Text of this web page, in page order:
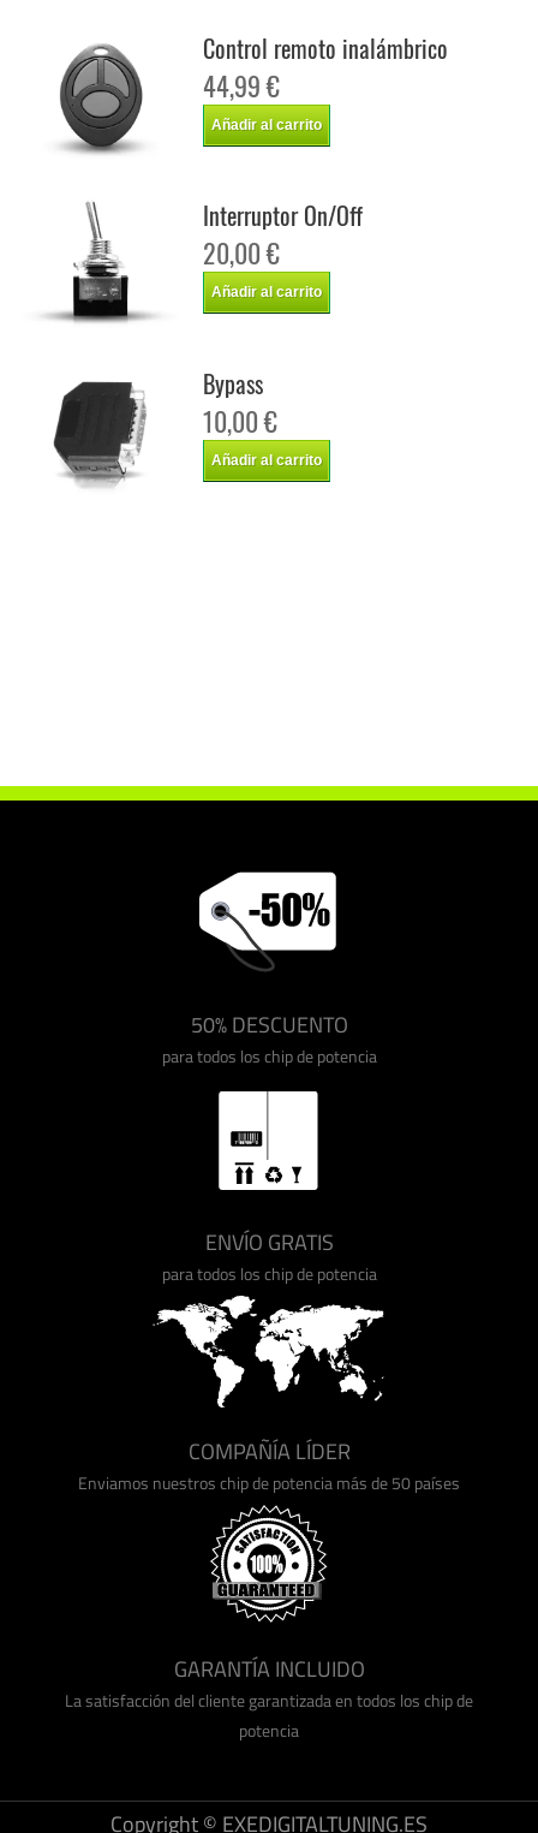
Control remoto inalámbrico
44,99 €
Añadir al carrito
Interruptor On/Off
20,00 €
Añadir al carrito
Bypass
10,00 €
Añadir al carrito
50% DESCUENTO
para todos los chip de potencia
ENVÍO GRATIS
para todos los chip de potencia
COMPAÑÍA LÍDER
Enviamos nuestros chip de potencia más de 50 países
GARANTÍA INCLUIDO
La satisfacción del cliente garantizada en todos los chip de
potencia
Copyright © EXEDIGITALTUNING.ES